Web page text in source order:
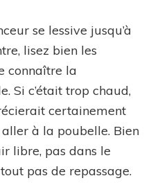
se lessive jusqu’à
lisez bien les
connaître la
Si c’était trop chaud,
certainement
à la poubelle. Bien
libre, pas dans le
pas de repassage.